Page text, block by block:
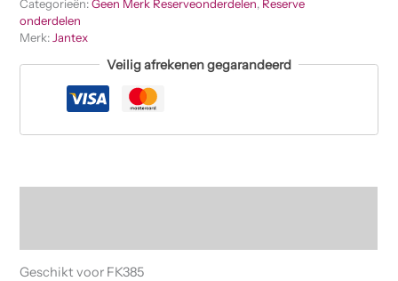
Categorieën:Geen Merk Reserveonderdelen, Reserve
onderdelen
Merk: Jantex
Veilig afrekenen gegarandeerd
Geschikt voor FK385